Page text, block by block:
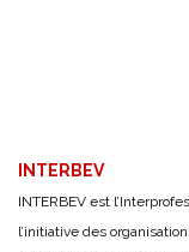
INTERBEV
INTERBEV est
l’initiative des